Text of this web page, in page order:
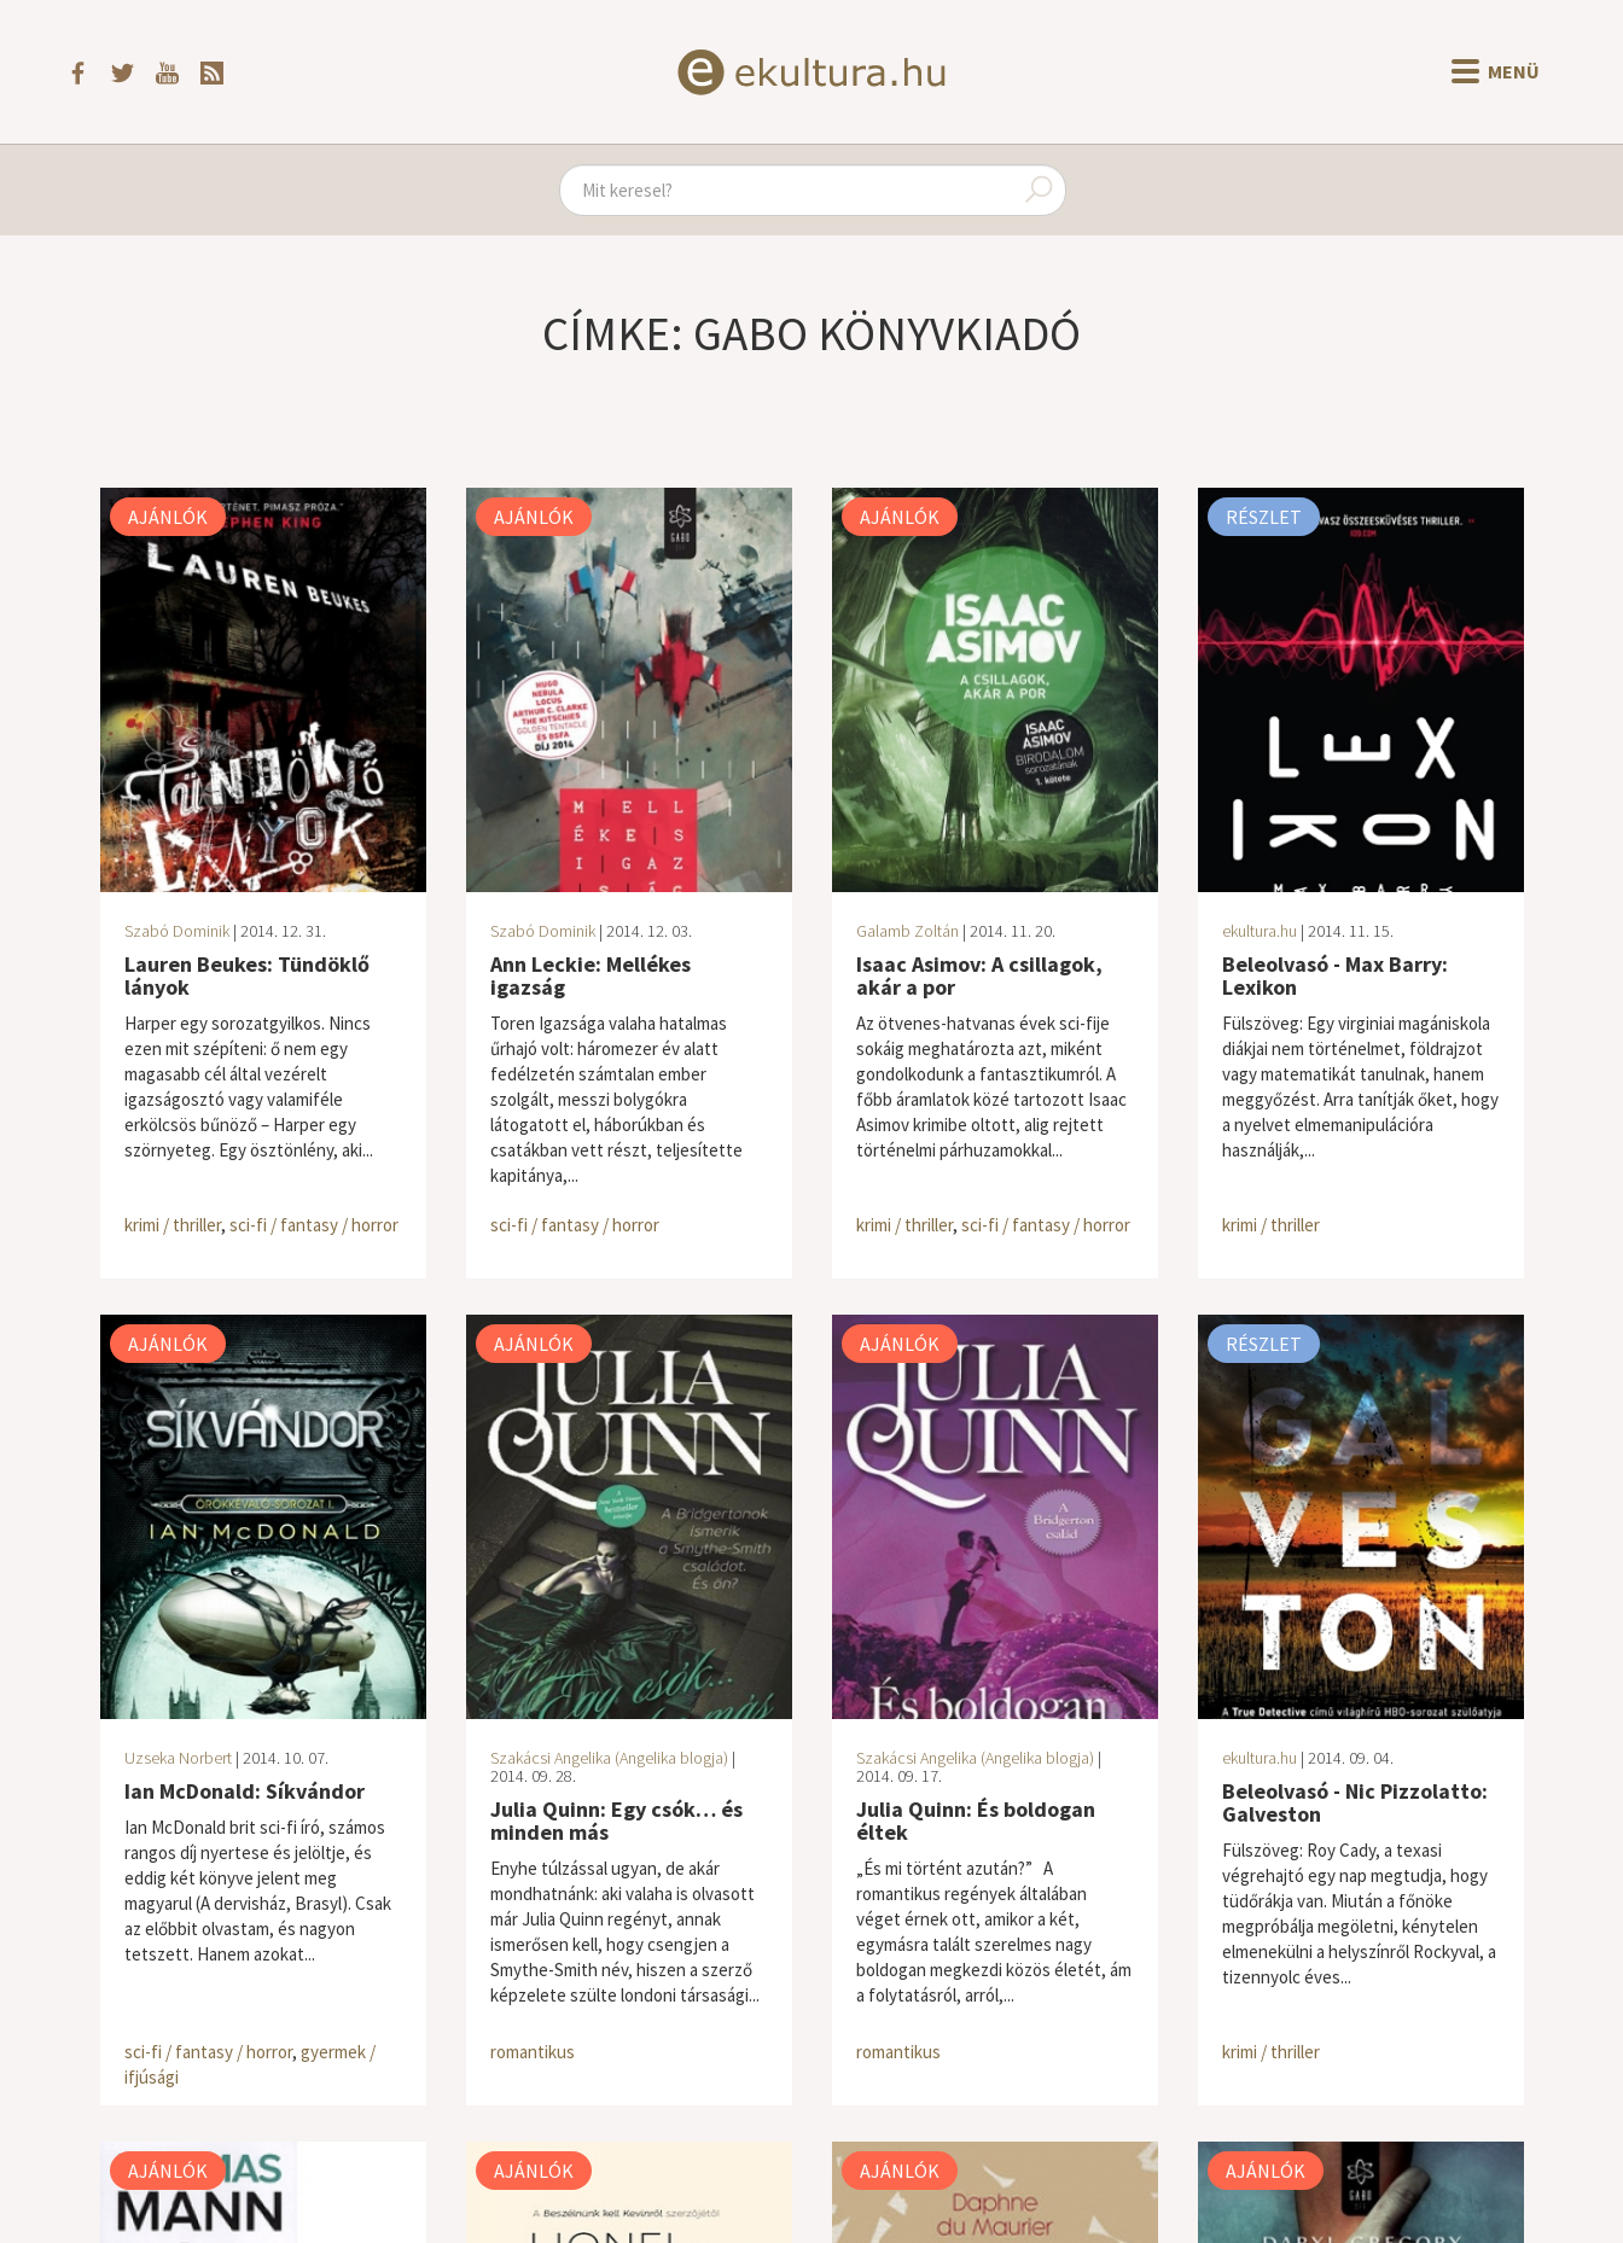
MENÜ
CÍMKE: GABO KÖNYVKIADÓ
AJÁNLÓK
Szabó Dominik| 2014. 12. 31.
Lauren Beukes: Tündöklő
lányok
Harper egy sorozatgyilkos. Nincs
ezen mit szépíteni: ő nem egy
magasabb cél által vezérelt
igazságosztó vagy valamiféle
erkölcsös bűnöző – Harper egy
szörnyeteg. Egy ösztönlény, aki...
krimi / thriller, sci-fi / fantasy / horror
AJÁNLÓK
Szabó Dominik| 2014. 12. 03.
Ann Leckie: Mellékes
igazság
Toren Igazsága valaha hatalmas
űrhajó volt: háromezer év alatt
fedélzetén számtalan ember
szolgált, messzi bolygókra
látogatott el, háborúkban és
csatákban vett részt, teljesítette
kapitánya,...
sci-fi / fantasy / horror
AJÁNLÓK
Galamb Zoltán | 2014. 11. 20.
Isaac Asimov: A csillagok,
akár a por
Az ötvenes-hatvanas évek sci-fije
sokáig meghatározta azt, miként
gondolkodunk a fantasztikumról. A
főbb áramlatok közé tartozott Isaac
Asimov krimibe oltott, alig rejtett
történelmi párhuzamokkal...
krimi / thriller, sci-fi / fantasy / horror
RÉSZLET
ekultura.hu | 2014. 11. 15.
Beleolvasó - Max Barry:
Lexikon
Fülszöveg: Egy virginiai magániskola
diákjai nem történelmet, földrajzot
vagy matematikát tanulnak, hanem
meggyőzést. Arra tanítják őket, hogy
a nyelvet elmemanipulációra
használják,...
krimi / thriller
AJÁNLÓK
Uzseka Norbert| 2014. 10. 07.
Ian McDonald: Síkvándor
Ian McDonald brit sci-fi író, számos
rangos díj nyertese és jelöltje, és
eddig két könyve jelent meg
magyarul (A dervisház, Brasyl). Csak
az előbbit olvastam, és nagyon
tetszett. Hanem azokat...
sci-fi / fantasy / horror, gyermek /
ifjúsági
AJÁNLÓK
Szakácsi Angelika (Angelika blogja) |
2014. 09. 28.
Julia Quinn: Egy csók… és
minden más
Enyhe túlzással ugyan, de akár
mondhatnánk: aki valaha is olvasott
már Julia Quinn regényt, annak
ismerősen kell, hogy csengjen a
Smythe-Smith név, hiszen a szerző
képzelete szülte londoni társasági...
romantikus
AJÁNLÓK
Szakácsi Angelika (Angelika blogja) |
2014. 09. 17.
Julia Quinn: És boldogan
éltek
„És mi történt azután?” A
romantikus regények általában
véget érnek ott, amikor a két,
egymásra talált szerelmes nagy
boldogan megkezdi közös életét, ám
a folytatásról, arról,...
romantikus
RÉSZLET
ekultura.hu | 2014. 09. 04.
Beleolvasó - Nic Pizzolatto:
Galveston
Fülszöveg: Roy Cady, a texasi
végrehajtó egy nap megtudja, hogy
tüdőrákja van. Miután a főnöke
megpróbálja megöletni, kénytelen
elmenekülni a helyszínről Rockyval, a
tizennyolc éves...
krimi / thriller
AJÁNLÓK AJÁNLÓK AJÁNLÓK AJÁNLÓK